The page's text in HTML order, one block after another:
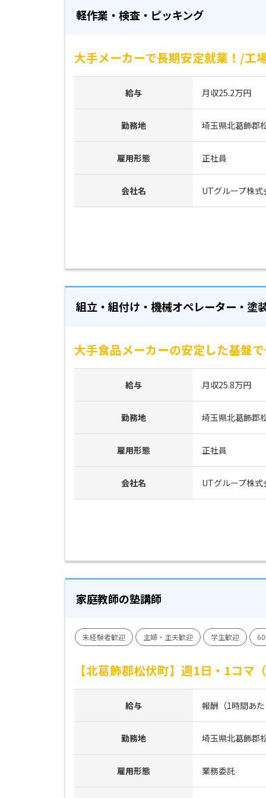
軽作業・検査・ピッキング
大手メーカーで長期安定就業！/工
給与 月収25.2万円
勤務地 埼玉県北葛飾郡
雇用形態 正社員
会社名 UTグループ株式
組立・組付け・機械オペレーター・塗
大手食品メーカーの安定した基盤
給与 月収25.8万円
勤務地 埼玉県北葛飾郡
雇用形態 正社員
会社名 UTグループ株式
家庭教師の塾講師
未経験者歓迎 主婦・主夫歓迎 学生歓迎
【北葛飾郡松伏町】週1日・1コ
給与 報酬（1時間あ
勤務地 埼玉県北葛飾郡
雇用形態 業務委託